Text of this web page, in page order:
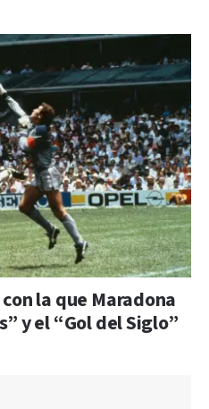
la que Maradona
y el “Gol del Siglo”